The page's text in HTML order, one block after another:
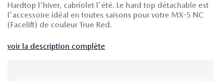
Hardtop l'hiver, cabriolet l'été. Le hard top détachable est
l'accessoire idéal en toutes saisons pour votre MX-5 NC
(Facelift) de couleur True Red.
voir la description complète